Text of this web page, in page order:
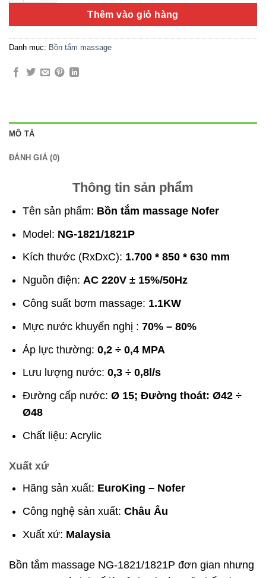
Thêm vào giỏ hàng
Danh mục: Bồn tắm massage
MÔ TẢ
ĐÁNH GIÁ (0)
Thông tin sản phẩm
Tên sản phẩm: Bồn tắm massage Nofer
Model: NG-1821/1821P
Kích thước (RxDxC): 1.700 * 850 * 630 mm
Nguồn điện: AC 220V ± 15%/50Hz
Công suất bơm massage: 1.1KW
Mực nước khuyến nghị :70% – 80%
Áp lực thường: 0,2 ÷ 0,4 MPA
Lưu lượng nước:0,3 ÷ 0,8l/s
Đường cấp nước: Ø 15; Đường thoát: Ø42 ÷
Ø48
Chất liệu: Acrylic
Xuất xứ
Hãng sản xuất: EuroKing – Nofer
Công nghệ sản xuất:Châu Âu
Xuất xứ: Malaysia
Bồn tắm massage NG-1821/1821P đơn gian nhưng